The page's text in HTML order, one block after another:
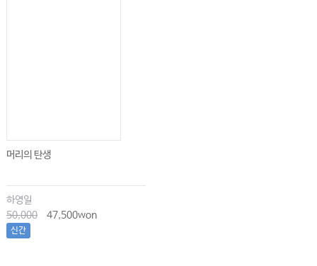
머리의 탄생
하영일
50,000
47,500won
신간